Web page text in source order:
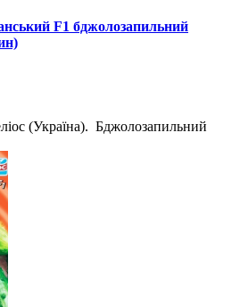
F1 бджолозапильний
(Україна). Бджолозапильний